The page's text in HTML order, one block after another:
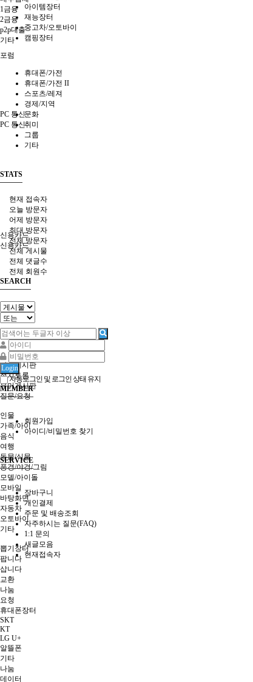
1금융
2금융
p2p대출
기타
PC 통신
PC 통신
신용카드
신용카드
커뮤니티
자유게시판
정치토론
유머게시판
질문/요청
인물
가족/아이
음식
여행
동물/식물
풍경/야경/그림
모델/아이돌
모바일
바탕화면
자동차
오토바이
기타
장터
뽑기장터
팝니다
삽니다
교환
나눔
요청
휴대폰장터
SKT
KT
LG U+
알뜰폰
기타
나눔
데이터
아이템장터
재능장터
중고차/오토바이
캠핑장터
포럼
휴대폰/가전
휴대폰/가전 II
스포츠/레져
경제/지역
문화
취미
그룹
기타
STATS
현재 접속자
오늘 방문자
어제 방문자
최대 방문자
전체 방문자
전체 게시물
전체 댓글수
전체 회원수
SEARCH
Login
자동로그인 및 로그인 상태 유지
MEMBER
회원가입
아이디/비밀번호 찾기
SERVICE
장바구니
개인결제
주문 및 배송조회
자주하시는 질문(FAQ)
1:1 문의
새글모음
현재접속자